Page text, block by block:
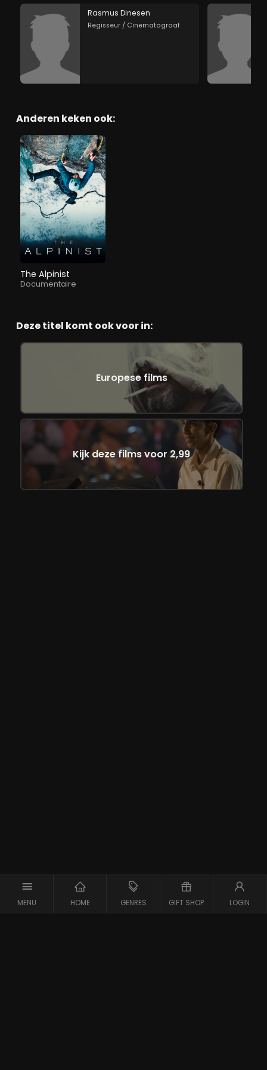
MENU HOME GENRES GIFT SHOP LOGIN
Rasmus Dinesen
Regisseur / Cinematograaf
Anderen keken ook:
The Alpinist
Documentaire
Deze titel komt ook voor in:
Europese films
Kijk deze films voor 2,99